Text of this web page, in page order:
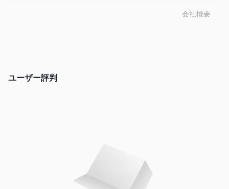
会社概要
ユーザー評判